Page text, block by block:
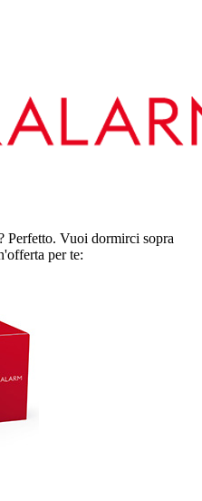
Perfetto. Vuoi dormirci sopra
per te: